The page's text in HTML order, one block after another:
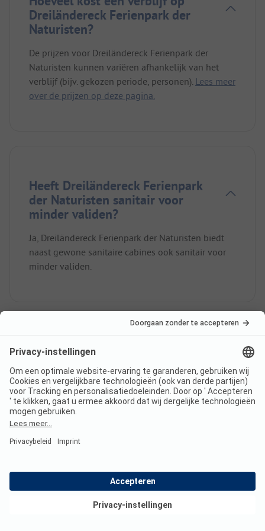
Dreiländereck Ferienpark der
Naturisten?
De prijzen voor Dreiländereck Ferienpark der
Naturisten kunnen variëren afhankelijk van het
verblijf (bijv. gekozen periode, personen). Lees meer
over de prijzen op deze pagina.
Heeft Dreiländereck Ferienpark
der Naturisten sanitair voor
minder validen?
Ja, Dreiländereck Ferienpark der Naturisten biedt
naast gewone sanitaire cabines ook sanitair voor
minder validen.
Is er internet op Dreiländereck
Ferienpark der Naturisten?
Ja, er is WiFi op alle staanplaatsen.
Heeft Dreiländereck Ferienpark
der Naturisten een certificaat?
Bekijk deals